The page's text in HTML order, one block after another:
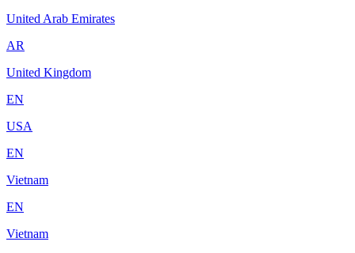
United Arab Emirates
AR
United Kingdom
EN
USA
EN
Vietnam
EN
Vietnam